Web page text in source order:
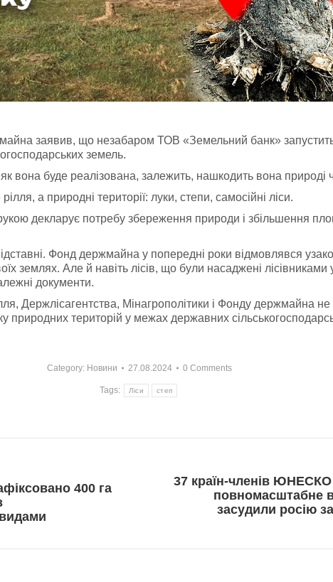
заявив, що незабаром ТОВ «Земельний банк»
земель.
як вона буде реалізована, залежить, нашкодить вона природі
а природні території: луки, степи, самосійні ліси.
декларує потребу збереження природи і збільшення
Фонд держмайна у попередні роки відмовлявся
землях. Але й навіть лісів, що були насаджені лісівниками
документи.
Держлісагентства, Мінагрополітики і Фонду держмайна не
природних територій у межах державних
Category: Новини 27.08.2024 0 Comments
Tags: Ліси степ
400 га
37 країн-членів
повномасштабне
засудили росію